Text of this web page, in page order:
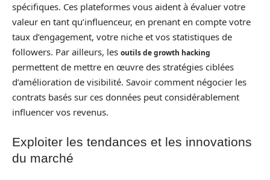
spécifiques. Ces plateformes vous aident à évaluer votre
valeur en tant qu’influenceur, en prenant en compte votre
taux d’engagement, votre niche et vos statistiques de
followers. Par ailleurs, les outils de growth hacking
permettent de mettre en œuvre des stratégies ciblées
d’amélioration de visibilité. Savoir comment négocier les
contrats basés sur ces données peut considérablement
influencer vos revenus.
Exploiter les tendances et les innovations
du marché